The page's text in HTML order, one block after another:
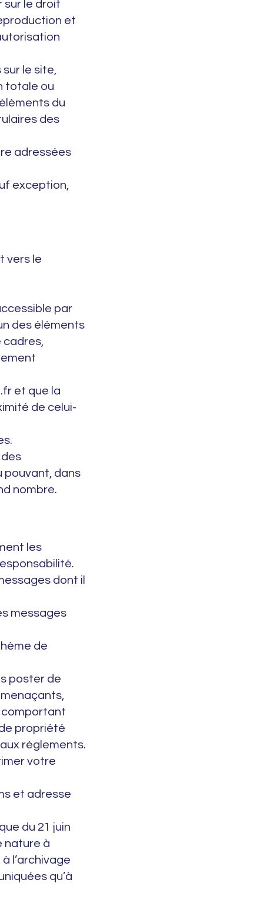
sur le droit
et
le site,
totale ou
du
des
adressées
exception,
vers le
par
des éléments
cadres,
et que la
de celui-
pouvant, dans
nombre.
les
dont il
messages
de
poster de
comportant
propriété
règlements.
votre
et adresse
du 21 juin
nature à
l’archivage
qu’à